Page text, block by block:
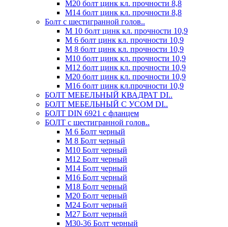
М20 болт цинк кл. прочности 8,8
М14 болт цинк кл. прочности 8,8
Болт с шестигранной голов..
М 10 болт цинк кл. прочности 10,9
М 6 болт цинк кл. прочности 10,9
М 8 болт цинк кл. прочности 10,9
М10 болт цинк кл. прочности 10,9
М12 болт цинк кл. прочности 10,9
М20 болт цинк кл. прочности 10,9
М16 болт цинк кл.прочности 10,9
БОЛТ МЕБЕЛЬНЫЙ КВАДРАТ DI..
БОЛТ МЕБЕЛЬНЫЙ С УСОМ DI..
БОЛТ DIN 6921 c фланцем
БОЛТ с шестигранной голов..
М 6 Болт черный
М 8 Болт черный
М10 Болт черный
М12 Болт черный
М14 Болт черный
М16 Болт черный
М18 Болт черный
М20 Болт черный
М24 Болт черный
М27 Болт черный
М30-36 Болт черный